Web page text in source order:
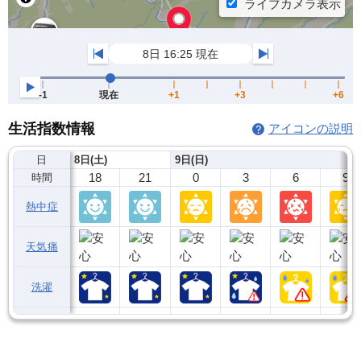
生活指数情報 アイコンの説明
日
時間
熱中症
天気痛
洗濯
8日(土)
18 21
9日(日)
0 3 6 9